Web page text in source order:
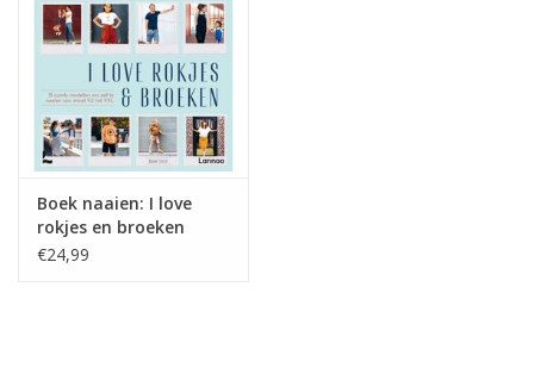
Breien en haken
Handwerk
Sale / Coupons
Boek naaien: I love
rokjes en broeken
€24,99